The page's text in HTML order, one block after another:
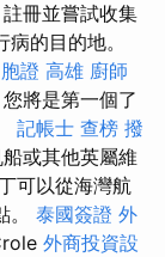
註冊並嘗試收集
的目的地。
證 高雄 廚師
將是第一個了
記帳士 查榜 撥
或其他英屬維
可以從海灣航
。 泰國簽證 外
外商投資設